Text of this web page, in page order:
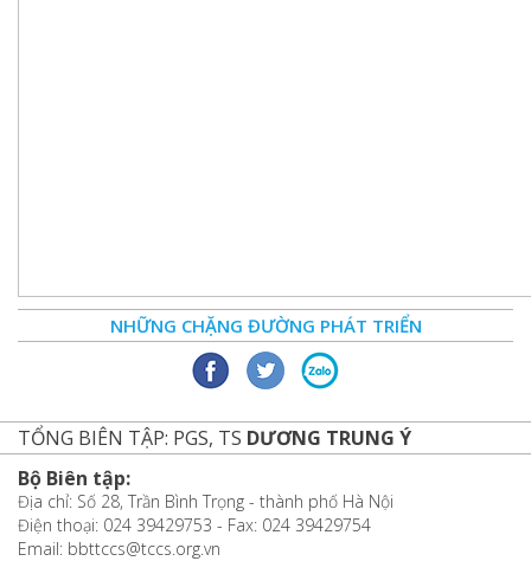
NHỮNG CHẶNG ĐƯỜNG PHÁT TRIỂN
TỔNG BIÊN TẬP: PGS, TS DƯƠNG TRUNG Ý
Bộ Biên tập:
Địa chỉ: Số 28, Trần Bình Trọng - thành phố Hà Nội
Điện thoại: 024 39429753 - Fax: 024 39429754
Email: bbttccs@tccs.org.vn